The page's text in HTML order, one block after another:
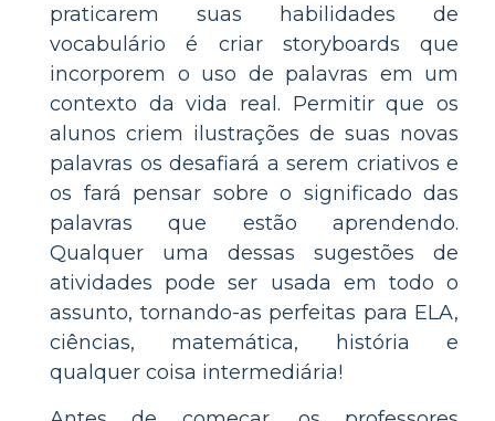
praticarem suas habilidades de
vocabulário é criar storyboards que
incorporem o uso de palavras em um
contexto da vida real. Permitir que os
alunos criem ilustrações de suas novas
palavras os desafiará a serem criativos e
os fará pensar sobre o significado das
palavras que estão aprendendo.
Qualquer uma dessas sugestões de
atividades pode ser usada em todo o
assunto, tornando-as perfeitas para ELA,
ciências, matemática, história e
qualquer coisa intermediária!